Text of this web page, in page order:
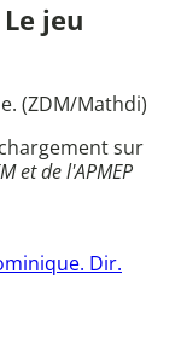
jeu
(ZDM/Mathdi)
sur
et de l'APMEP
Dir.